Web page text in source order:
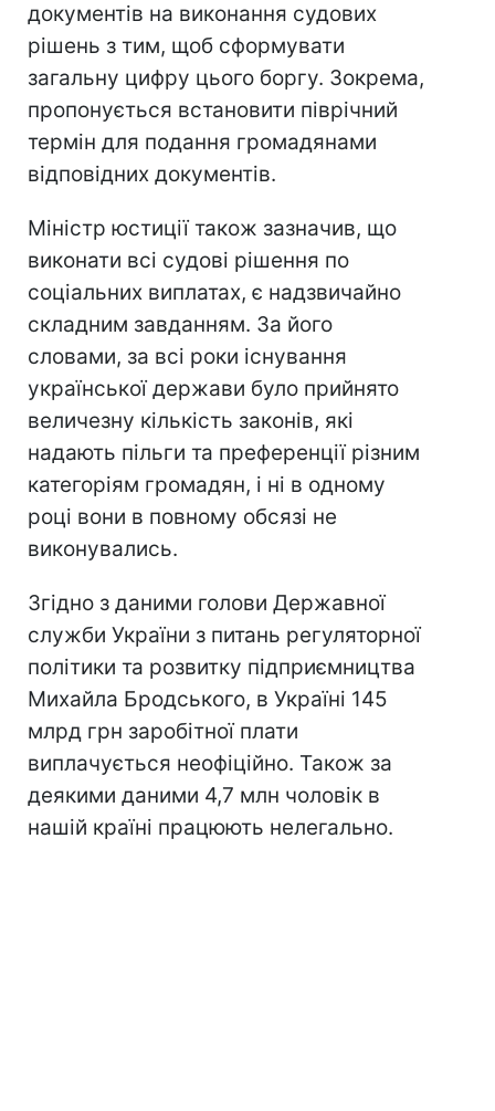
документів на виконання судових
рішень з тим, щоб сформувати
загальну цифру цього боргу. Зокрема,
пропонується встановити піврічний
термін для подання громадянами
відповідних документів.
Міністр юстиції також зазначив, що
виконати всі судові рішення по
соціальних виплатах, є надзвичайно
складним завданням. За його
словами, за всі роки існування
української держави було прийнято
величезну кількість законів, які
надають пільги та преференції різним
категоріям громадян, і ні в одному
році вони в повному обсязі не
виконувались.
Згідно з даними голови Державної
служби України з питань регуляторної
політики та розвитку підприємництва
Михайла Бродського, в Україні 145
млрд грн заробітної плати
виплачується неофіційно. Також за
деякими даними 4,7 млн ​​чоловік в
нашій країні працюють нелегально.